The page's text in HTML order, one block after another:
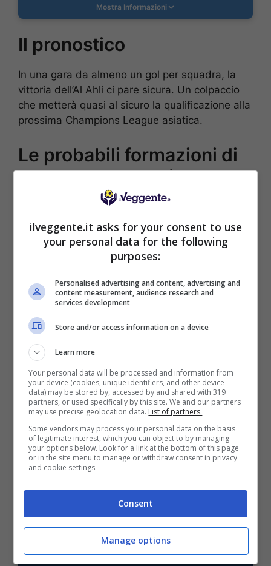
Mostra Informazioni
Il pronostico
In una gara da almeno un gol per squadra, la
vittoria dell’Al Ahli ci pare sicura. Un colpaccio
che metterà quasi al sicuro la qualificazione alla
prossima Champions League asiatica.
Le probabili formazioni di
Al Taawon-Al Ahli
AL TAAWON (4-3-3):
Mailson; Mahzari, Andrei
Girotto, Lajami, Al Dossari; Flavio, Al Mahdiouo,
Fulgini; Al Kuwaykibi, Martinez, Petkov.
AL AHLI (4-3-3):
Mendy; Majrashi, Ibanez,
Matheus, Al Buraikan, Abu Al Shamat.
BONUS SPORTBET: 100€ SUBITO
Bonus 50€ SENZA deposito + fino a 50€ di
rimborso
Bonus 50€ senza deposito sport + fino a 50€ di
bonus rimborso sul primo deposito
200€
VERIFICA
Mostra Informazioni
ilveggente.it asks for your consent to use
your personal data for the following
purposes:
Personalised advertising and content, advertising and
content measurement, audience research and
services development
Store and/or access information on a device
Learn more
Your personal data will be processed and information from
your device (cookies, unique identifiers, and other device
data) may be stored by, accessed by and shared with 319
partners, or used specifically by this site. We and our partners
may use precise geolocation data. List of partners.
Some vendors may process your personal data on the basis
of legitimate interest, which you can object to by managing
your options below. Look for a link at the bottom of this page
or in the site menu to manage or withdraw consent in privacy
and cookie settings.
Consent
Manage options